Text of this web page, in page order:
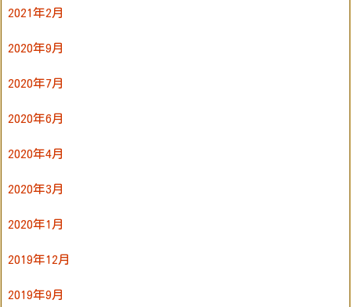
2021年2月
2020年9月
2020年7月
2020年6月
2020年4月
2020年3月
2020年1月
2019年12月
2019年9月